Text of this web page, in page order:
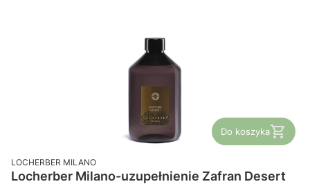
Do koszyka
PRODUCENT
LOCHERBER MILANO
Locherber Milano-uzupełnienie Zafran Desert